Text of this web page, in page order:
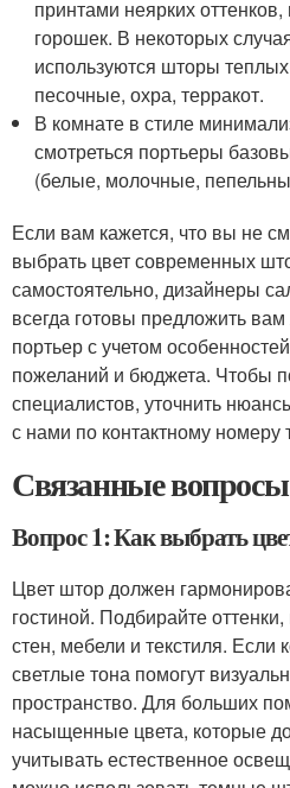
принтами неярких
горошек. В некоторых
используются шторы
песочные, охра, терракот.
В комнате в стиле
смотреться портьеры
(белые, молочные,
Если вам кажется, что вы не
выбрать цвет современных
самостоятельно, дизайнеры
всегда готовы предложить
портьер с учетом
пожеланий и бюджета. Чтобы
специалистов, уточнить
с нами по контактному номеру
Связанные
Вопрос 1: Как выбрать
Цвет штор должен
гостиной. Подбирайте
стен, мебели и текстиля. Если
светлые тона помогут
пространство. Для больших
насыщенные цвета, которые
учитывать естественное